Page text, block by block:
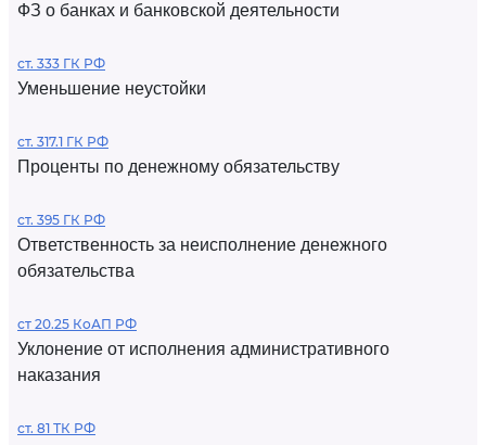
ФЗ о банках и банковской деятельности
ст. 333 ГК РФ
Уменьшение неустойки
ст. 317.1 ГК РФ
Проценты по денежному обязательству
ст. 395 ГК РФ
Ответственность за неисполнение денежного
обязательства
ст 20.25 КоАП РФ
Уклонение от исполнения административного
наказания
ст. 81 ТК РФ